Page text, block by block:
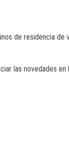
de residencia
las novedades